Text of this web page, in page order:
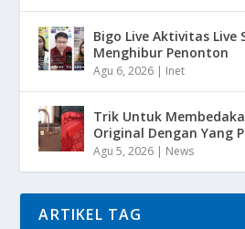
Bigo Live Aktivitas Live
Menghibur Penonton
Agu 6, 2026 | Inet
Trik Untuk
Original Dengan Yang
Agu 5, 2026 | News
ARTIKEL TAG